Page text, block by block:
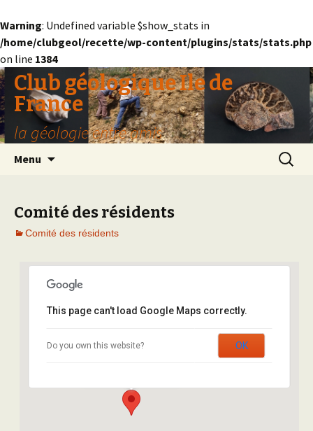
Warning: Undefined variable $show_stats in
/home/clubgeol/recette/wp-content/plugins/stats/stats.php
on line 1384
Club géologique Ile de
France
la géologie entre amis
Menu
Comité des résidents
Comité des résidents
Brillat Savarin
This page can't load Google Maps correctly.
Do you own this website? OK